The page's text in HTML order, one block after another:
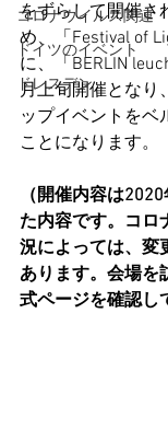
コロナウイルス関連
ドイツのイベント
ドレスデン
をずらして開催さ
め、「Festival of
に、「BERLIN
月上旬開催となり
ップイベントをベ
ことになります。
（開催内容は
た内容です。コロ
況によっては、変
あります。会場を
式ページを確認し